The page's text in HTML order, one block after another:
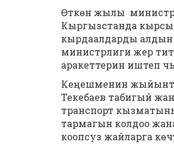
Өткөн жылы
Кыргызстанда
кырдаалдарды алдын
министрлиги жер
аракеттерин иштеп
Кеңешменин
Текебаев табигый
транспорт
тармагын колдоо
коопсуз жайларга